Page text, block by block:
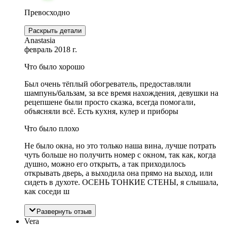
Превосходно
Раскрыть детали
Anastasia
февраль 2018 г.
Что было хорошо
Был очень тёплый обогреватель, предоставляли
шампунь/бальзам, за все время нахождения, девушки на
рецепшене были просто сказка, всегда помогали,
объясняли всё. Есть кухня, кулер и приборы
Что было плохо
Не было окна, но это только наша вина, лучше потрать
чуть больше но получить номер с окном, так как, когда
душно, можно его открыть, а так приходилось
открывать дверь, а выходила она прямо на выход, или
сидеть в духоте. ОСЕНЬ ТОНКИЕ СТЕНЫ, я слышала,
как соседи ш
Развернуть отзыв
Vera